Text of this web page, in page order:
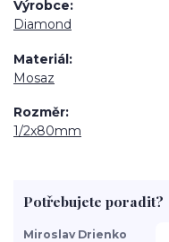
Výrobce
Diamond
Materiál
Mosaz
Rozměr
1/2x80mm
Potřebujete poradit?
Miroslav Drienko